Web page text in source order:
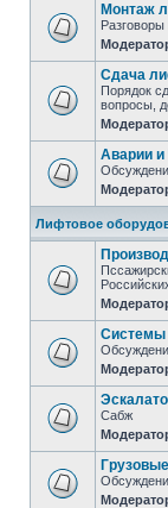
Монтаж
Сдача
Порядок
вопросы,
Аварии
Лифтовое
Системы
Сабж